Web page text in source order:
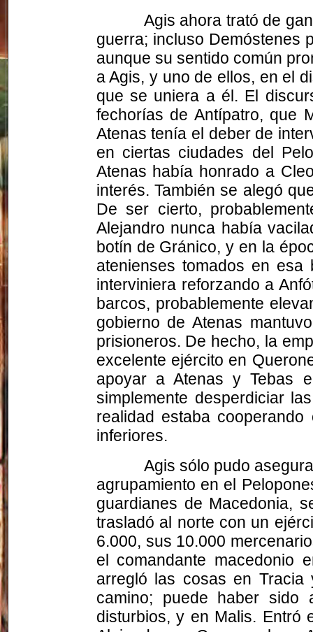
Agis ahora trató de
guerra; incluso Demóstenes
aunque su sentido común
a Agis, y uno de ellos, en el
que se uniera a él. El
fechorías de Antípatro, que
Atenas tenía el deber de
en ciertas ciudades del
Atenas había honrado a
interés. También se alegó
De ser cierto,
Alejandro nunca había
botín de Gránico, y en la
atenienses tomados en
interviniera reforzando a
barcos, probablemente
gobierno de Atenas
prisioneros. De hecho, la
excelente ejército en
apoyar a Atenas y Tebas
simplemente desperdiciar
realidad estaba
inferiores.
Agis sólo pudo
agrupamiento en el
guardianes de Macedonia,
trasladó al norte con un
6.000, sus 10.000
el comandante macedonio
arregló las cosas en
camino; puede haber sido
disturbios, y en Malis. Entró